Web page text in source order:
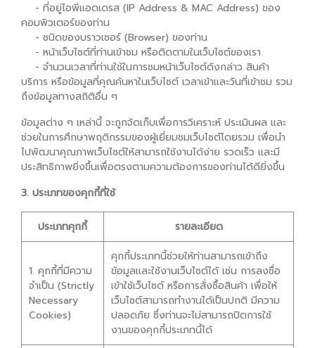
- ที่อยู่ไอพีแอดเดรส (IP Address & MAC Address) ของ
คอมพิวเตอร์ของท่าน
- ชนิดของบราวเซอร์ (Browser) ของท่าน
- หน้าเว็บไซต์ที่ท่านเข้าชม หรือติดตามในเว็บไซต์ของเรา
- จำนวนเวลาที่ท่านใช้ในการชมหน้าเว็บไซต์ดังกล่าว สินค้า
บริการ หรือข้อมูลที่คุณค้นหาในเว็บไซต์ เวลาเข้าและวันที่เข้าชม รวม
ถึงข้อมูลทางสถิติอื่น ๆ
ข้อมูลต่าง ๆ เหล่านี้ จะถูกจัดเก็บเพื่อการวิเคราะห์ ประเมินผล และ
ช่วยในการศึกษาพฤติกรรมของผู้เยี่ยมชมเว็บไซต์โดยรวม เพื่อนำ
ไปพัฒนาคุณภาพเว็บไซต์ให้สามารถใช้งานได้ง่าย รวดเร็ว และมี
ประสิทธิภาพยิ่งขึ้นเพื่อตรงตามความต้องการของท่านได้ดียิ่งขึ้น
3. ประเภทของคุกกี้ที่ใช้
ประเภทคุกกี้ รายละเอียด
1. คุกกี้ที่มีความ
จำเป็น (Strictly
Necessary
Cookies)
คุกกี้ประเภทนี้ช่วยให้ท่านสามารถเข้าถึง
ข้อมูลและใช้งานเว็บไซต์ได้ เช่น การลงชื่อ
เข้าใช้เว็บไซต์ หรือการสั่งซื้อสินค้า เพื่อให้
เว็บไซต์สามารถทำงานได้เป็นปกติ มีความ
ปลอดภัย ซึ่งท่านจะไม่สามารถปิดการใช้
งานของคุกกี้ประเภทนี้ได้